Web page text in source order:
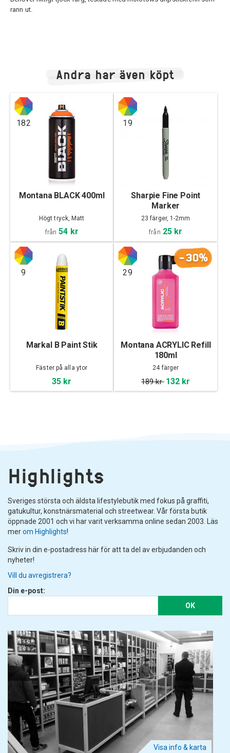
rann ut.
Andra har även köpt
182
Montana BLACK 400ml
Högt tryck, Matt
från 54 kr
19
Sharpie Fine Point
Marker
23 färger, 1-2mm
från 25 kr
9
Markal B Paint Stik
Fäster på alla ytor
35 kr
-30%
29
Montana ACRYLIC Refill
180ml
24 färger
189 kr 132 kr
Highlights
Sveriges största och äldsta lifestylebutik med fokus på graffiti,
gatukultur, konstnärsmaterial och streetwear. Vår första butik
öppnade 2001 och vi har varit verksamma online sedan 2003. Läs
merom Highlights!
Skriv in din e-postadress här för att ta del av erbjudanden och
nyheter!
Vill du avregistrera?
Din e-post:
OK
Visa info & karta